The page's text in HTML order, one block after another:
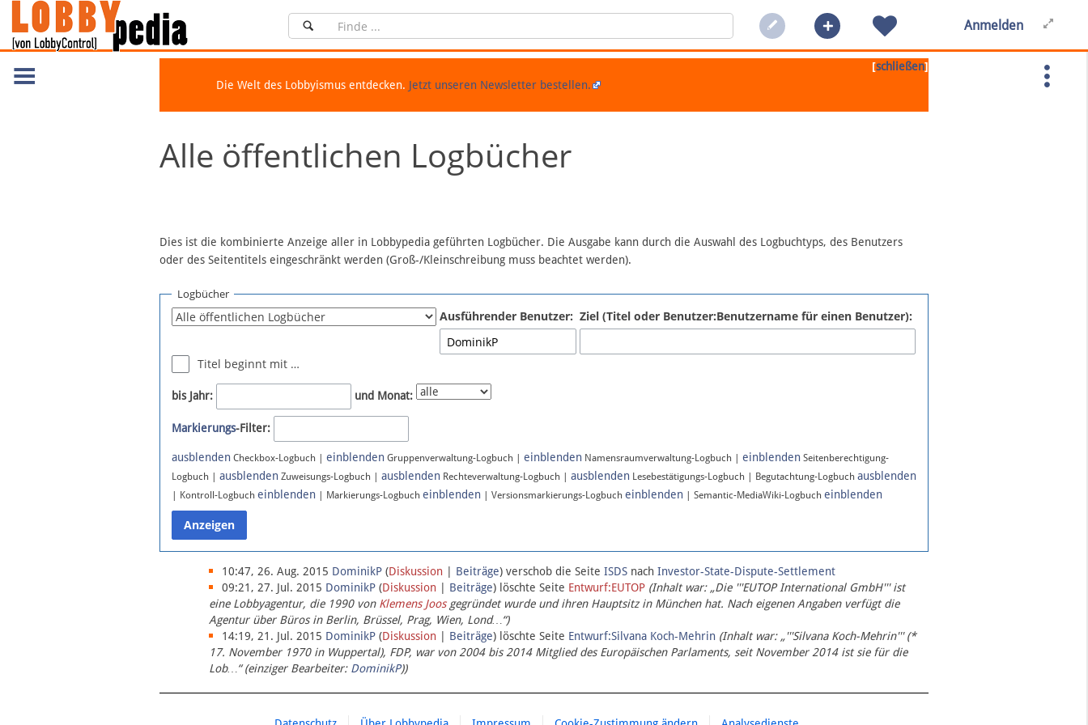
Anmelden
[schließen]
Die Welt des Lobbyismus entdecken. Jetzt unseren Newsletter bestellen.
Alle öffentlichen Logbücher
Dies ist die kombinierte Anzeige aller in Lobbypedia geführten Logbücher. Die Ausgabe kann durch die Auswahl des Logbuchtyps, des Benutzers
oder des Seitentitels eingeschränkt werden (Groß-/Kleinschreibung muss beachtet werden).
Logbücher
Ausführender Benutzer: Ziel (Titel oder Benutzer:Benutzername für einen Benutzer):
Titel beginnt mit …
bis Jahr: und Monat:
Markierungs-Filter:
ausblenden Checkbox-Logbuch | einblenden Gruppenverwaltung-Logbuch | einblenden Namensraumverwaltung-Logbuch | einblenden Seitenberechtigung-
Logbuch | ausblenden Zuweisungs-Logbuch | ausblenden Rechteverwaltung-Logbuch | ausblenden Lesebestätigungs-Logbuch | Begutachtung-Logbuch ausblenden
| Kontroll-Logbuch einblenden | Markierungs-Logbuch einblenden | Versionsmarkierungs-Logbuch einblenden | Semantic-MediaWiki-Logbuch einblenden
10:47, 26. Aug. 2015 DominikP (Diskussion | Beiträge) verschob die Seite ISDS nach Investor-State-Dispute-Settlement
09:21, 27. Jul. 2015 DominikP (Diskussion | Beiträge) löschte Seite Entwurf:EUTOP (Inhalt war: „Die '''EUTOP International GmbH''' ist
eine Lobbyagentur, die 1990 von Klemens Joosgegründet wurde und ihren Hauptsitz in München hat. Nach eigenen Angaben verfügt die
Agentur über Büros in Berlin, Brüssel, Prag, Wien, Lond…“)
14:19, 21. Jul. 2015 DominikP (Diskussion | Beiträge) löschte Seite Entwurf:Silvana Koch-Mehrin (Inhalt war: „'''Silvana Koch-Mehrin''' (*
17. November 1970 in Wuppertal), FDP, war von 2004 bis 2014 Mitglied des Europäischen Parlaments, seit November 2014 ist sie für die
Lob…“ (einziger Bearbeiter: DominikP))